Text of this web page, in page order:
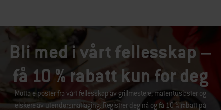
Bli med i vårt fellesskap –
få 10 % rabatt kun for deg
Motta e-poster fra vårt fellesskap av grillmestere, matentusiaster og
elskere av utendørsmatlaging. Registrer deg nå og få 10 % rabatt på